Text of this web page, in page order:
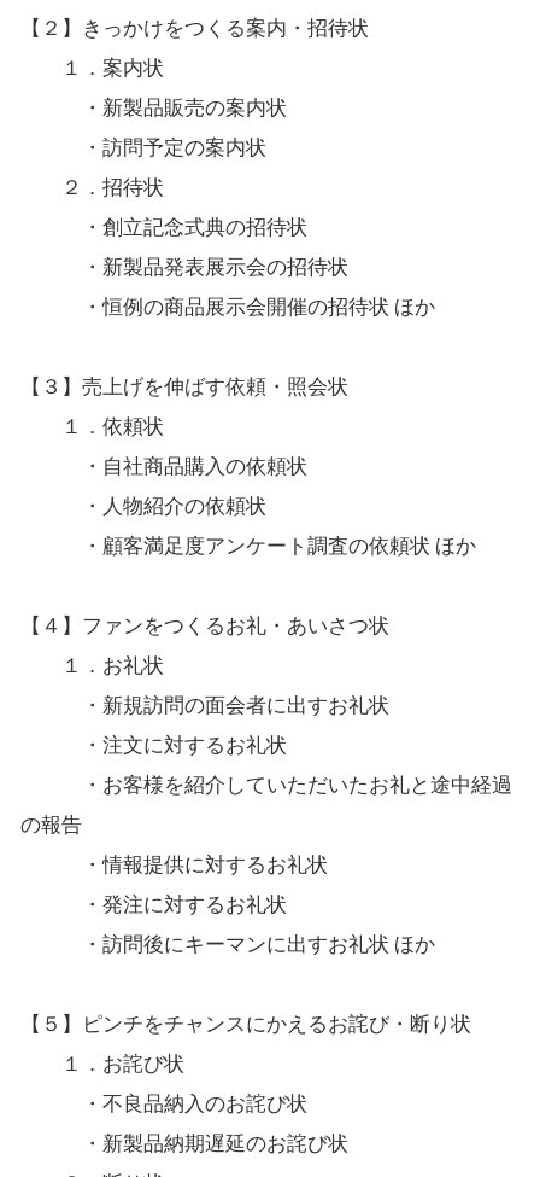
【２】きっかけをつくる案内・招待状
１．案内状
・新製品販売の案内状
・訪問予定の案内状
２．招待状
・創立記念式典の招待状
・新製品発表展示会の招待状
・恒例の商品展示会開催の招待状 ほか
【３】売上げを伸ばす依頼・照会状
１．依頼状
・自社商品購入の依頼状
・人物紹介の依頼状
・顧客満足度アンケート調査の依頼状 ほか
【４】ファンをつくるお礼・あいさつ状
１．お礼状
・新規訪問の面会者に出すお礼状
・注文に対するお礼状
・お客様を紹介していただいたお礼と途中経過
の報告
・情報提供に対するお礼状
・発注に対するお礼状
・訪問後にキーマンに出すお礼状 ほか
【５】ピンチをチャンスにかえるお詫び・断り状
１．お詫び状
・不良品納入のお詫び状
・新製品納期遅延のお詫び状